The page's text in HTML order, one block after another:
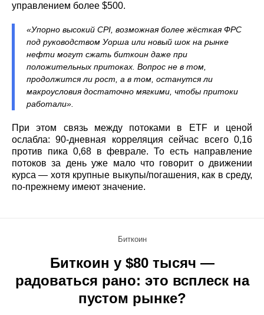
управлением более $500.
«Упорно высокий CPI, возможная более жёсткая ФРС
под руководством Уорша или новый шок на рынке
нефти могут сжать биткоин даже при
положительных притоках. Вопрос не в том,
продолжится ли рост, а в том, останутся ли
макроусловия достаточно мягкими, чтобы притоки
работали».
При этом связь между потоками в ETF и ценой
ослабла: 90‑дневная корреляция сейчас всего 0,16
против пика 0,68 в феврале. То есть направление
потоков за день уже мало что говорит о движении
курса — хотя крупные выкупы/погашения, как в среду,
по‑прежнему имеют значение.
Биткоин
Биткоин у $80 тысяч —
радоваться рано: это всплеск на
пустом рынке?